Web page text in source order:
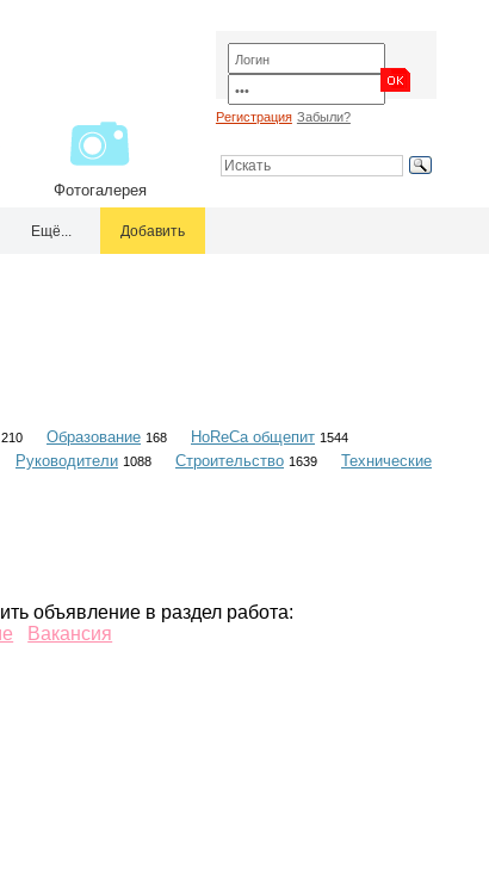
Фотогалерея
Регистрация Забыли?
Ещё... Добавить
210 Образование 168 HoReCa общепит 1544
Руководители 1088 Строительство 1639
Технические
объявление в раздел работа:
Вакансия